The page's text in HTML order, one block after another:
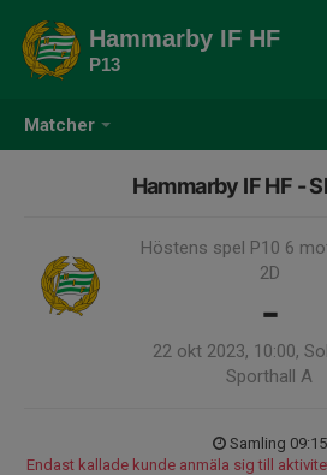
Matcher
Hammarby IF HF
P13
Hammarby IF HF -
Höstens spel P10 6
2D
-
22 okt 2023, 10:00,
Sporthall A
Samling 09:15
Endast kallade kunde anmäla sig till